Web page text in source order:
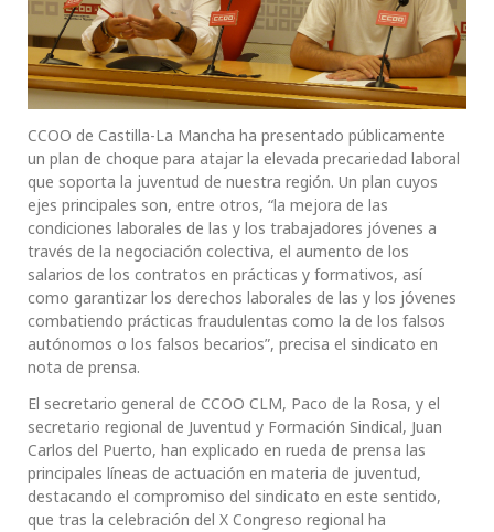
CCOO de Castilla-La Mancha ha presentado públicamente
un plan de choque para atajar la elevada precariedad laboral
que soporta la juventud de nuestra región. Un plan cuyos
ejes principales son, entre otros, “la mejora de las
condiciones laborales de las y los trabajadores jóvenes a
través de la negociación colectiva, el aumento de los
salarios de los contratos en prácticas y formativos, así
como garantizar los derechos laborales de las y los jóvenes
combatiendo prácticas fraudulentas como la de los falsos
autónomos o los falsos becarios”, precisa el sindicato en
nota de prensa.
El secretario general de CCOO CLM, Paco de la Rosa, y el
secretario regional de Juventud y Formación Sindical, Juan
Carlos del Puerto, han explicado en rueda de prensa las
principales líneas de actuación en materia de juventud,
destacando el compromiso del sindicato en este sentido,
que tras la celebración del X Congreso regional ha